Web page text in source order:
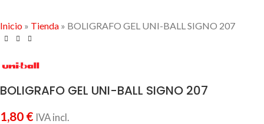
Inicio » Tienda » BOLIGRAFO GEL UNI-BALL SIGNO 207
BOLIGRAFO GEL UNI-BALL SIGNO 207
1,80 € IVA incl.